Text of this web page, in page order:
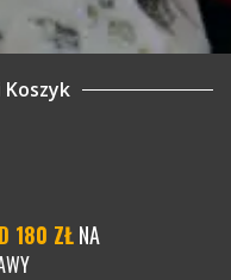
Koszyk
180 ZŁNA